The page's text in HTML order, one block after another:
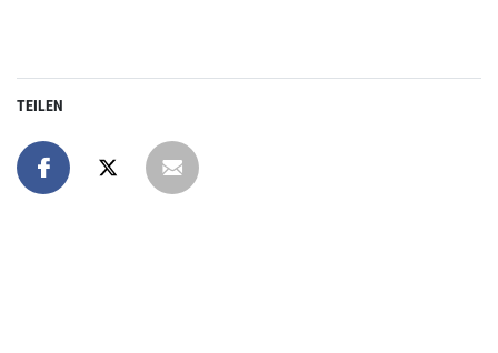
TEILEN